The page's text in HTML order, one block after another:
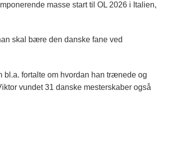
masse start til OL 2026 i Italien,
skal bære den danske fane ved
bl.a. fortalte om hvordan han trænede og
vundet 31 danske mesterskaber også